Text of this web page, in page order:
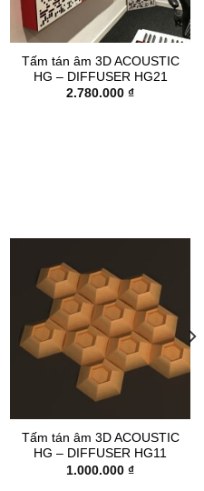
Tấm tán âm 3D ACOUSTIC
HG – DIFFUSER HG21
2.780.000 ₫
Tấm tán âm 3D ACOUSTIC
HG – DIFFUSER HG11
1.000.000 ₫